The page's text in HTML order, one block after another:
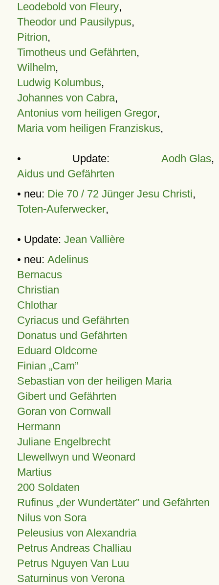
Leodebold von Fleury,
Theodor und Pausilypus,
Pitrion,
Timotheus und Gefährten,
Wilhelm,
Ludwig Kolumbus,
Johannes von Cabra,
Antonius vom heiligen Gregor,
Maria vom heiligen Franziskus,
• Update: Aodh Glas,
Aidus und Gefährten
• neu: Die 70 / 72 Jünger Jesu Christi,
Toten-Auferwecker,
• Update: Jean Vallière
• neu: Adelinus
Bernacus
Christian
Chlothar
Cyriacus und Gefährten
Donatus und Gefährten
Eduard Oldcorne
Finian Cam
Sebastian von der heiligen Maria
Gibert und Gefährten
Goran von Cornwall
Hermann
Juliane Engelbrecht
Llewellwyn und Weonard
Martius
200 Soldaten
Rufinus „der Wundertäter” und Gefährten
Nilus von Sora
Peleusius von Alexandria
Petrus Andreas Challiau
Petrus Nguyen Van Luu
Saturninus von Verona